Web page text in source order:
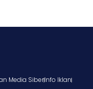
Media SiberInfo Iklan